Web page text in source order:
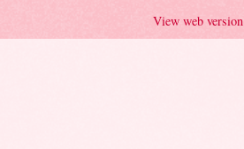
View web version